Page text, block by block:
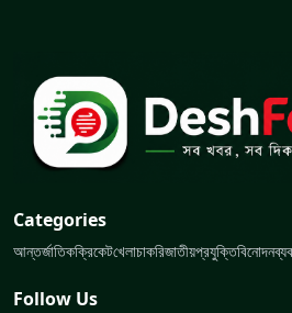
Categories
আন্তর্জাতিকক্রিকেটখেলাচাকরিজাতীয়প্রযুক্তিবিনোদন
Follow Us